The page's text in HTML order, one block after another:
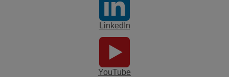
LinkedIn
YouTube